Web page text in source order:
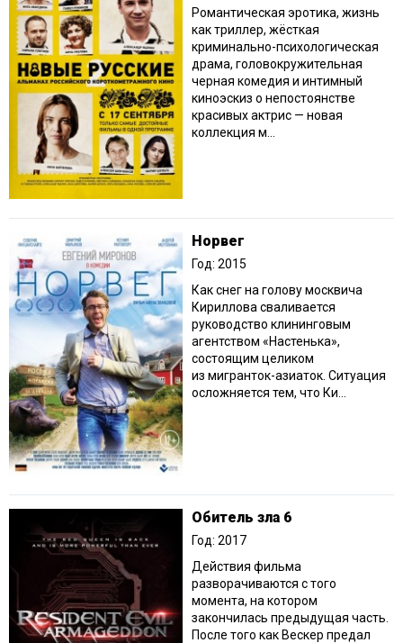
Романтическая эротика, жизнь
как триллер, жёсткая
криминально-психологическая
драма, головокружительная
черная комедия и интимный
киноэскиз о непостоянстве
красивых актрис — новая
коллекция м...
Норвег
Год: 2015
Как снег на голову москвича
Кириллова сваливается
руководство клининговым
агентством «Настенька»,
состоящим целиком
из мигранток-азиаток. Ситуация
осложняется тем, что Ки...
Обитель зла 6
Год: 2017
Действия фильма
разворачиваются с того
момента, на котором
закончилась предыдущая часть.
После того как Вескер предал